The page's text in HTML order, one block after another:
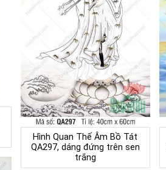
Hình Quan Thế Âm Bồ Tát
QA297, dáng đứng trên sen
trắng